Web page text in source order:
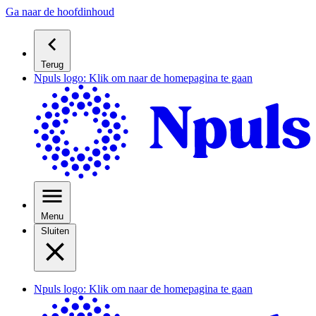
Ga naar de hoofdinhoud
Terug
Npuls logo: Klik om naar de homepagina te gaan
Menu
Sluiten
Npuls logo: Klik om naar de homepagina te gaan